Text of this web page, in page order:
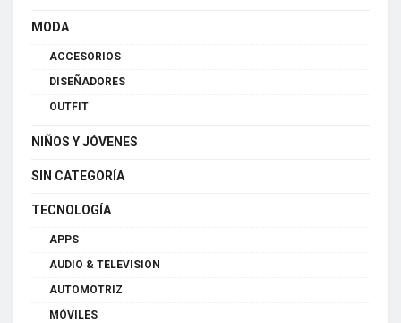
MODA
ACCESORIOS
DISEÑADORES
OUTFIT
NIÑOS Y JÓVENES
SIN CATEGORÍA
TECNOLOGÍA
APPS
AUDIO & TELEVISION
AUTOMOTRIZ
MÓVILES